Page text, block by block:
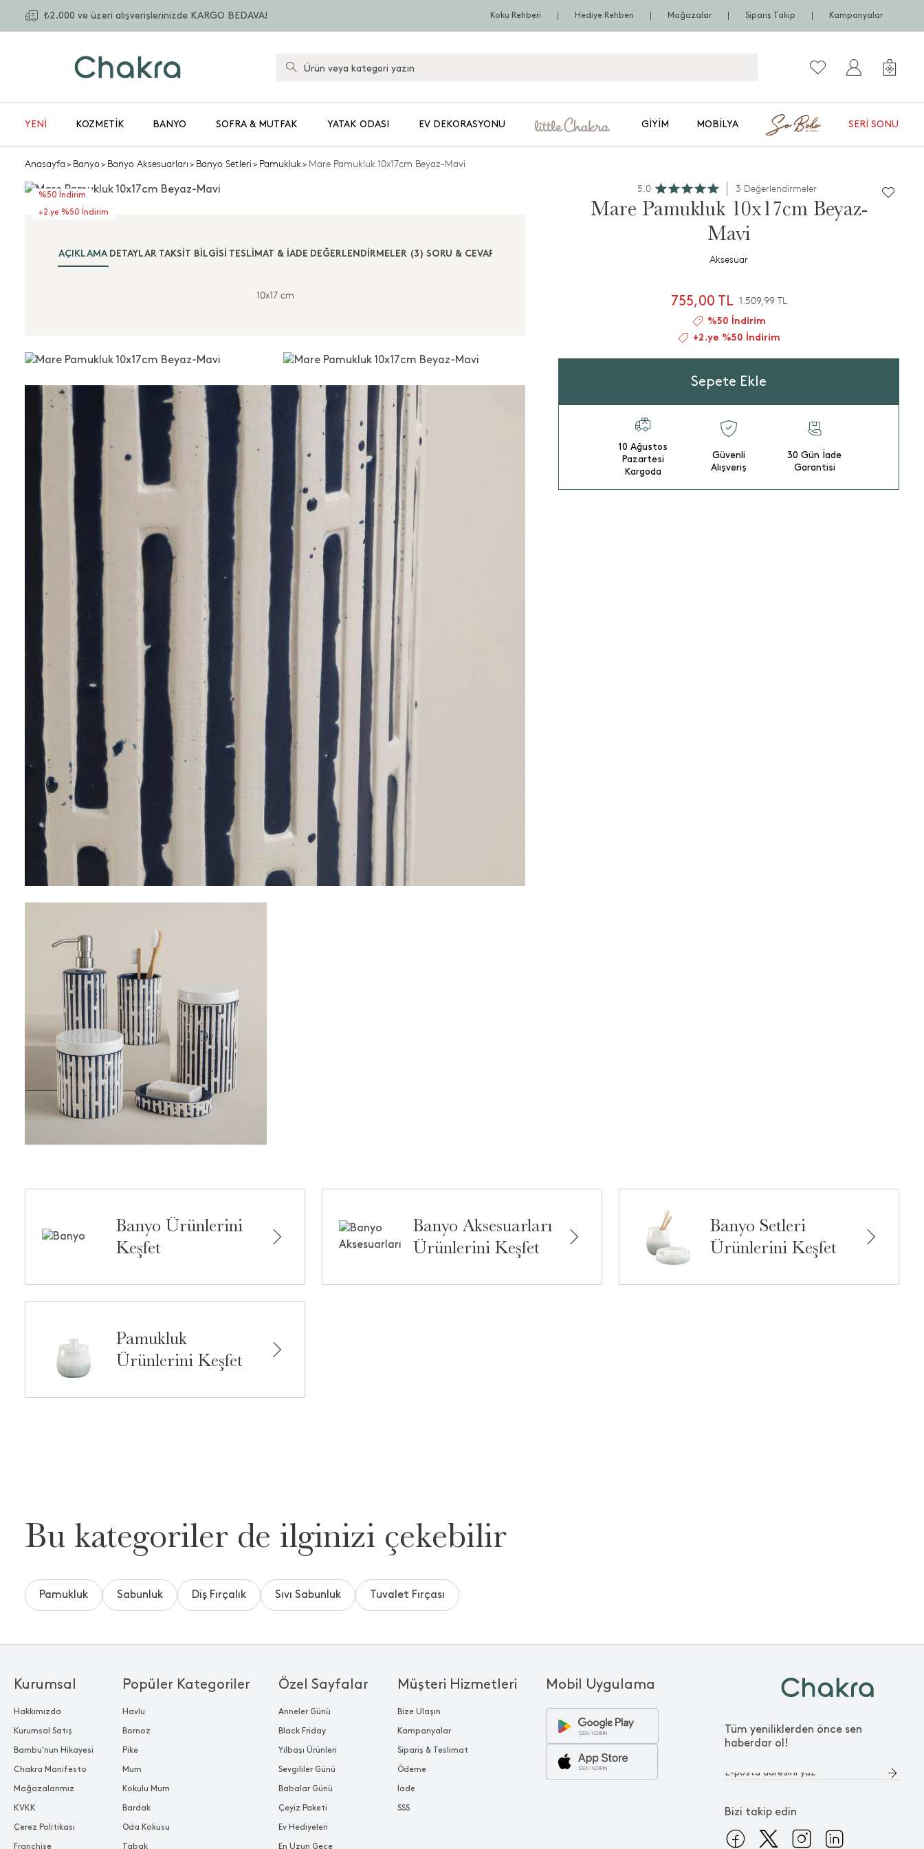
₺2.000 ve üzeri alışverişlerinizde KARGO BEDAVA! Koku Rehberi Hediye Rehberi Mağazalar Sipariş Takip Kampanyalar
YENİ KOZMETIK BANYO SOFRA & MUTFAK YATAK ODASI EV DEKORASYONU GIYIM MOBILYA SERI SONU
Anasayfa>Banyo>Banyo Aksesuarları>Banyo Setleri>Pamukluk>Mare Pamukluk 10x17cm Beyaz-Mavi
%50 İndirim
+2.ye %50 İndirim
AÇIKLAMA DETAYLAR TAKSIT BILGISI TESLIMAT & İADE DEĞERLENDİRMELER (3) SORU & CEVAP (1)
10x17 cm
5.0 3 Değerlendirmeler
Mare Pamukluk 10x17cm Beyaz-
Mavi
Aksesuar
755,00 TL 1.509,99 TL
%50 İndirim
+2.ye %50 İndirim
Sepete Ekle
10 Ağustos
Pazartesi
Kargoda
Güvenli
Alışveriş
30 Gün İade
Garantisi
Banyo Ürünlerini
Keşfet
Banyo Aksesuarları
Ürünlerini Keşfet
Banyo Setleri
Ürünlerini Keşfet
Pamukluk
Ürünlerini Keşfet
Bu kategoriler de ilginizi çekebilir
Pamukluk Sabunluk Diş Fırçalık Sıvı Sabunluk Tuvalet Fırçası
Tüm yeniliklerden önce sen
haberdar ol!
Bizi takip edin
Popüler Kategoriler
Havlu
Bornoz
Pike
Mum
Kokulu Mum
Bardak
Oda Kokusu
Tabak
Özel Sayfalar
Anneler Günü
Black Friday
Yılbaşı Ürünleri
Sevgililer Günü
Babalar Günü
Çeyiz Paketi
Ev Hediyeleri
En Uzun Gece
Kurumsal
Hakkımızda
Kurumsal Satış
Bambu'nun Hikayesi
Chakra Manifesto
Mağazalarımız
KVKK
Çerez Politikası
Franchise
Müşteri Hizmetleri
Bize Ulaşın
Kampanyalar
Sipariş & Teslimat
Ödeme
İade
SSS
Mobil Uygulama